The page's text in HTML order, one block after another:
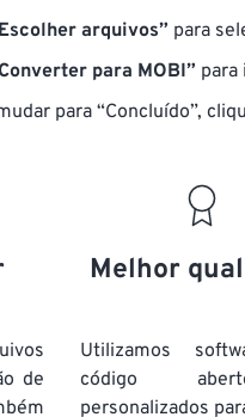
arquivos” para
para MOBI” para
para “Concluído”,
de
Melhor
Utilizamos
código
personalizados